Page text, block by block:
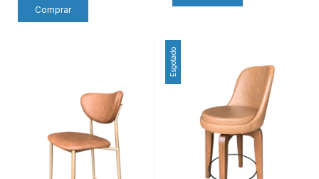
Comprar
Esgotado